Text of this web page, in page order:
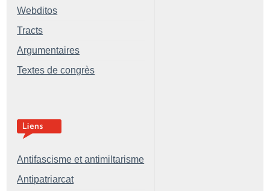
Webditos
Tracts
Argumentaires
Textes de congrès
Antifascisme et antimiltarisme
Antipatriarcat